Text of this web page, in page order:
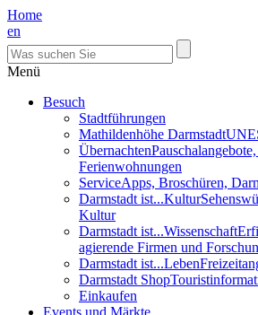
Home
en
Menü
Besuch
Stadtführungen
Mathildenhöhe Darmstadt
Übernachten
Ferienwohnungen
ServiceApps, Broschüren,
Darmstadt ist...Kultur
Kultur
Darmstadt ist...Wissenschaft
agierende Firmen und
Darmstadt ist...Leben
Darmstadt Shop
Einkaufen
Events und Märkte